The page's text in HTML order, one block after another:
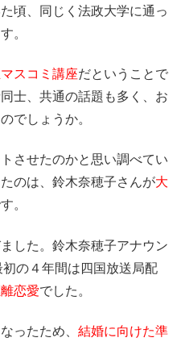
頃、同じく法政大学に通っ
。
スコミ講座だということで
士、共通の話題も多く、お
でしょうか。
させたのかと思い調べてい
のは、鈴木奈穂子さんが大
。
した。鈴木奈穂子アナウン
の４年間は四国放送局配
恋愛でした。
ったため、 結婚に向けた準